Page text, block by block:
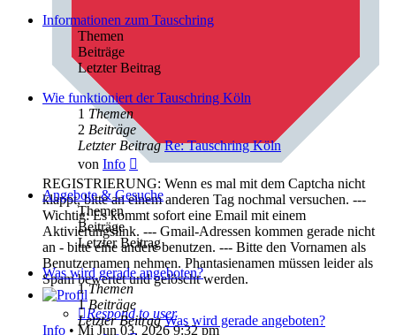
REGISTRIERUNG: Wenn es mal mit dem Captcha nicht
klappt, bitte an einem anderen Tag nochmal versuchen. ---
Wichtig: Es kommt sofort eine Email mit einem
Aktivierungslink. --- Gmail-Adressen kommen gerade nicht
an - bitte eine andere benutzen. --- Bitte den Vornamen als
Benutzernamen nehmen. Phantasienamen müssen leider als
Spam bewertet und gelöscht werden.
Respond to user
Info • Mi Jun 03, 2026 9:32 pm
Informationen zum Tauschring
Themen
Beiträge
Letzter Beitrag
Wie funktioniert der Tauschring Köln
1 Themen
2 Beiträge
Letzter Beitrag Re: Tauschring Köln
von Info
Neuester
Beitrag
Angebote & Gesuche
Themen
Beiträge
Letzter Beitrag
Was wird gerade angeboten?
1Themen
1Beiträge
Letzter Beitrag Was wird gerade angeboten?